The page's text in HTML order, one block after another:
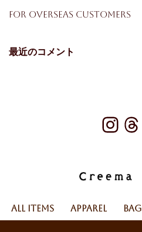
For Overseas Customers
最近のコメント
All Items Apparel Bag